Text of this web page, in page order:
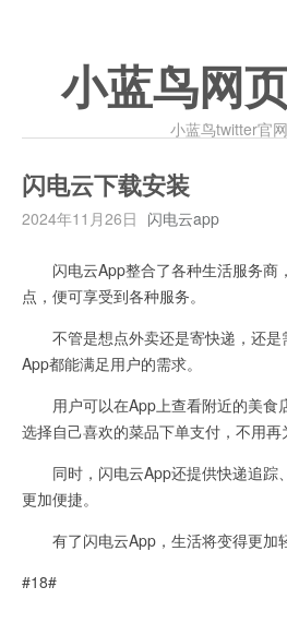
小蓝鸟网
小蓝鸟twitter官
闪电云下载安装
2024年11月26日 闪电云app
闪电云App整合了各种生活服务商
点，便可享受到各种服务。
不管是想点外卖还是寄快递，还是
App都能满足用户的需求。
用户可以在App上查看附近的美食
选择自己喜欢的菜品下单支付，不用再
同时，闪电云App还提供快递追踪
更加便捷。
有了闪电云App，生活将变得更加轻
#18#